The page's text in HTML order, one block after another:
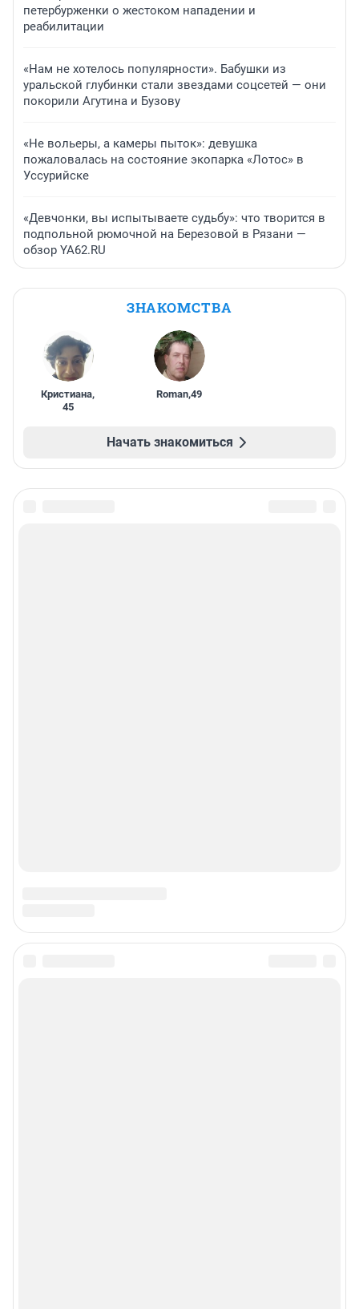
петербурженки о жестоком нападении и
реабилитации
«Нам не хотелось популярности». Бабушки из
уральской глубинки стали звездами соцсетей — они
покорили Агутина и Бузову
«Не вольеры, а камеры пыток»: девушка
пожаловалась на состояние экопарка «Лотос» в
Уссурийске
«Девчонки, вы испытываете судьбу»: что творится в
подпольной рюмочной на Березовой в Рязани —
обзор YA62.RU
ЗНАКОМСТВА
Кристиана,
45
Roman,49
Начать знакомиться